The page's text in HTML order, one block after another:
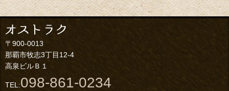
〒900-0013
那覇市牧志3丁目12-4
高泉ビルＢ１
TEL:098-861-0234